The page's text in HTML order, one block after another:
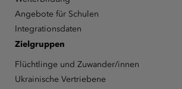
Angebote für Schulen
Integrationsdaten
Zielgruppen
Flüchtlinge und Zuwander/innen
Ukrainische Vertriebene